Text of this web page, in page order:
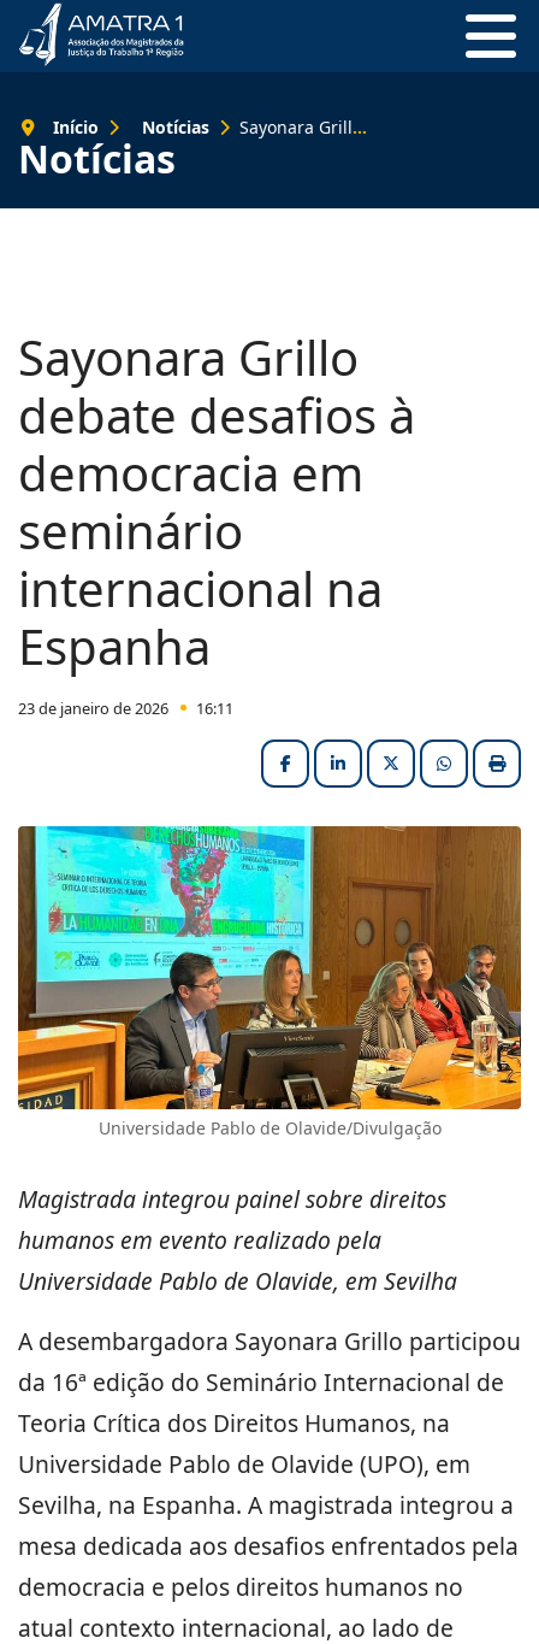
Notícias
Início Notícias Sayonara Grillo debate desafios à democracia em seminário internacional na Espanha
Sayonara Grillo
debate desafios à
democracia em
seminário
internacional na
Espanha
23 de janeiro de 2026 16:11
FacebookLinkedInX (formerly
Universidade Pablo de Olavide/Divulgação
Magistrada integrou painel sobre direitos
humanos em evento realizado pela
Universidade Pablo de Olavide, em Sevilha
A desembargadora Sayonara Grillo participou
da 16ª edição do Seminário Internacional de
Teoria Crítica dos Direitos Humanos, na
Universidade Pablo de Olavide (UPO), em
Sevilha, na Espanha. A magistrada integrou a
mesa dedicada aos desafios enfrentados pela
democracia e pelos direitos humanos no
atual contexto internacional, ao lado de